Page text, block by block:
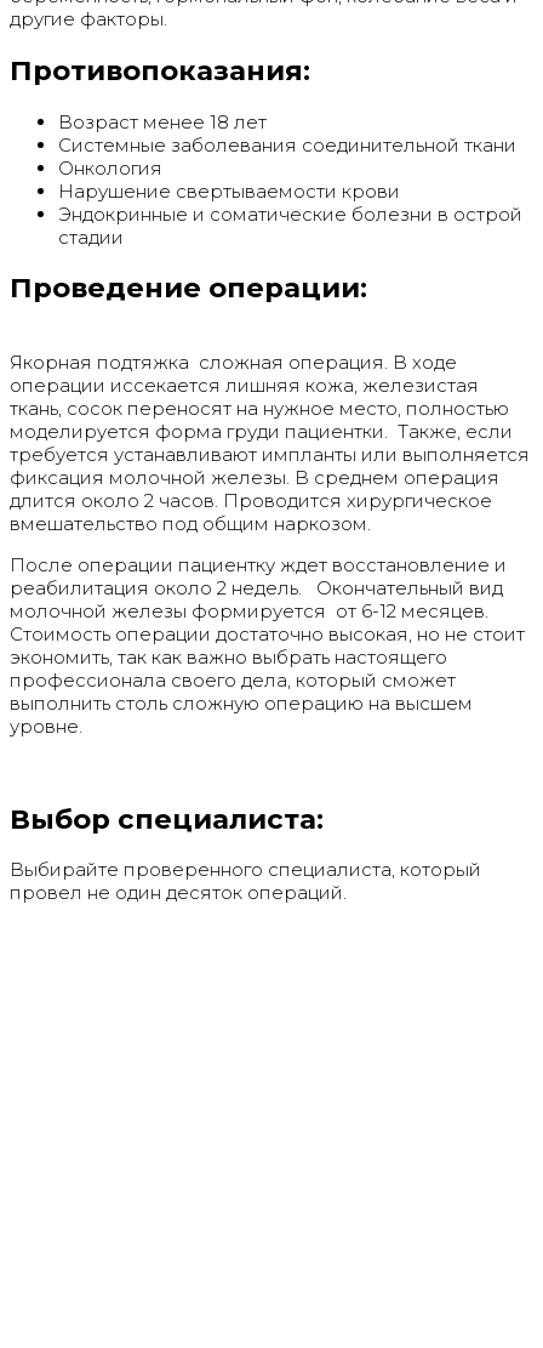
другие факторы.
Противопоказания:
Возраст менее 18 лет
Системные заболевания соединительной ткани
Онкология
Нарушение свертываемости крови
Эндокринные и соматические болезни в острой
стадии
Проведение операции:
Якорная подтяжка сложная операция. В ходе
операции иссекается лишняя кожа, железистая
ткань, сосок переносят на нужное место, полностью
моделируется форма груди пациентки. Также, если
требуется устанавливают импланты или выполняется
фиксация молочной железы. В среднем операция
длится около 2 часов. Проводится хирургическое
вмешательство под общим наркозом.
После операции пациентку ждет восстановление и
реабилитация около 2 недель. Окончательный вид
молочной железы формируется от 6-12 месяцев.
Стоимость операции достаточно высокая, но не стоит
экономить, так как важно выбрать настоящего
профессионала своего дела, который сможет
выполнить столь сложную операцию на высшем
уровне.
Выбор специалиста:
Выбирайте проверенного специалиста, который
провел не один десяток операций.